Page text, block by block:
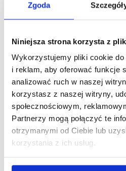
Zgoda
Niniejsza strona korzysta z
Wykorzystujemy pliki cookie
i reklam, aby oferować funkcje
analizować ruch w naszej
korzystasz z naszej witryny,
społecznościowym,
Partnerzy mogą połączyć te
otrzymanymi od Ciebie lub
korzystania z ich usług.
Forma składania ofert : email
Warunki zatrudnienia:
Osoba na stanowisku
otrzymywała stypendium w
(trzy tysiące zł), przez okres 12
2018 (z możliwością
o 6 miesięcy).